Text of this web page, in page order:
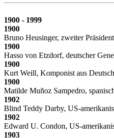
1900 - 1999
1900
Bruno Heusinger, zweiter
1900
Hasso von Etzdorf, deutscher
1900
Kurt Weill, Komponist aus
1900
Matilde Muñoz Sampedro,
1902
Blind Teddy Darby, US-
1902
Edward U. Condon, US-
1903